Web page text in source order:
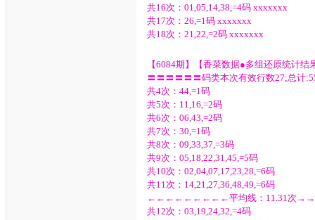
共16次：01,05,14,38,=4码 xxxxxxx
共17次：26,=1码 xxxxxxx
共18次：21,22,=2码 xxxxxxx
【6084期】【香菜数据●多组还原统计结
〓〓〓〓〓〓码类本次有效行数27;总计
共4次：44,=1码
共5次：11,16,=2码
共6次：06,43,=2码
共7次：30,=1码
共8次：09,33,37,=3码
共9次：05,18,22,31,45,=5码
共10次：02,04,07,17,23,28,=6码
共11次：14,21,27,36,48,49,=6码
←←←←←←←←←平均线：11.31
共12次：03,19,24,32,=4码